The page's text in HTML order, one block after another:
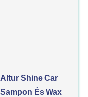
Altur Shine Car
Sampon És Wax